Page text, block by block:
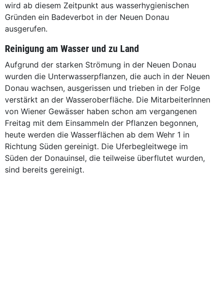
wird ab diesem Zeitpunkt aus wasserhygienischen
Gründen ein Badeverbot in der Neuen Donau
ausgerufen.
Reinigung am Wasser und zu Land
Aufgrund der starken Strömung in der Neuen Donau
wurden die Unterwasserpflanzen, die auch in der Neuen
Donau wachsen, ausgerissen und trieben in der Folge
verstärkt an der Wasseroberfläche. Die MitarbeiterInnen
von Wiener Gewässer haben schon am vergangenen
Freitag mit dem Einsammeln der Pflanzen begonnen,
heute werden die Wasserflächen ab dem Wehr 1 in
Richtung Süden gereinigt. Die Uferbegleitwege im
Süden der Donauinsel, die teilweise überflutet wurden,
sind bereits gereinigt.